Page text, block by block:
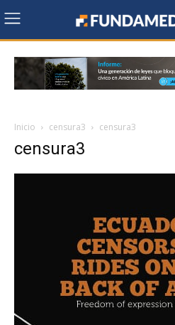
Inicio censura3 censura3
censura3